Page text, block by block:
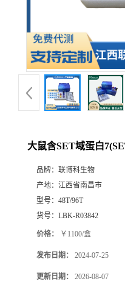
大鼠含SET域蛋白
品牌： 联博科生物
产地： 江西省南昌市
型号： 48T/96T
货号： LBK-R03842
价格： ￥1100/盒
发布日期： 2024-07-25
更新日期： 2026-08-07